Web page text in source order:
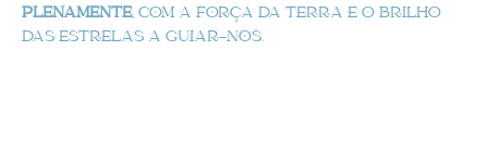
PLENAMENTE, COM A FORÇA DA TERRA E O BRILHO
DAS ESTRELAS A GUIAR-NOS.